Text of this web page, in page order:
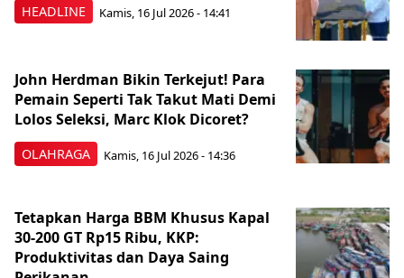
HEADLINE Kamis, 16 Jul 2026 - 14:41
OLAHRAGA
John Herdman Bikin Terkejut! Para
Pemain Seperti Tak Takut Mati Demi
Lolos Seleksi, Marc Klok Dicoret?
Kamis, 16 Jul 2026 - 14:36
Tetapkan Harga BBM Khusus Kapal
30-200 GT Rp15 Ribu, KKP:
Produktivitas dan Daya Saing